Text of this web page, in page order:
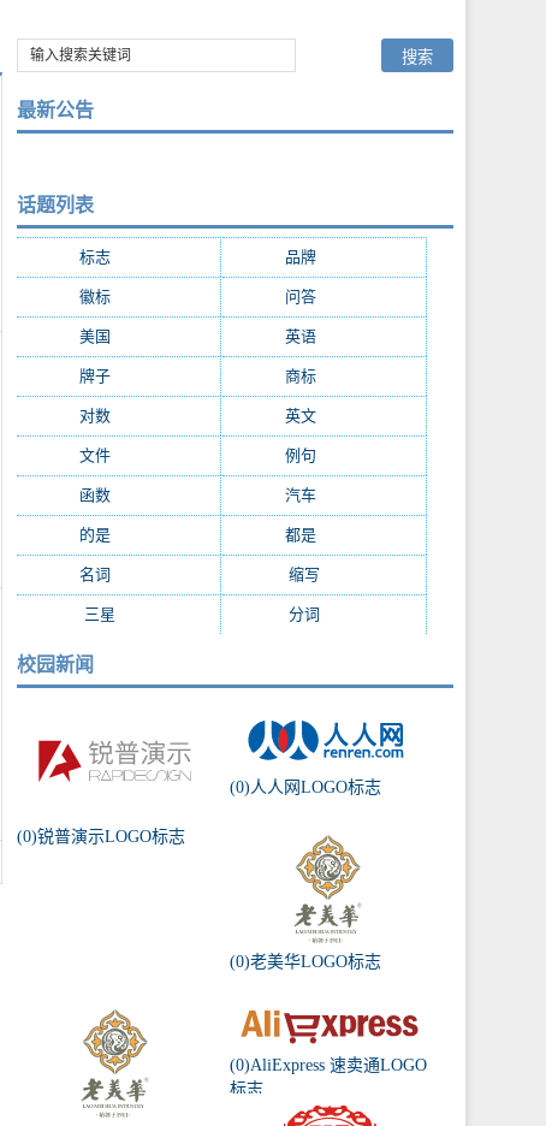
最新公告
话题列表
标志 品牌(7684)
徽标 问答(4756)
美国 英语(2362)
牌子 商标(2139)
对数 英文(2103)
文件 例句
函数 汽车(1162)
的是 都是(1077)
名词 缩写
三星 分词
校园新闻
(0)锐普演示LOGO标志
(0)人人网LOGO标志
(0)老美华LOGO标志
(0)AliExpress 速卖通LOGO
标志